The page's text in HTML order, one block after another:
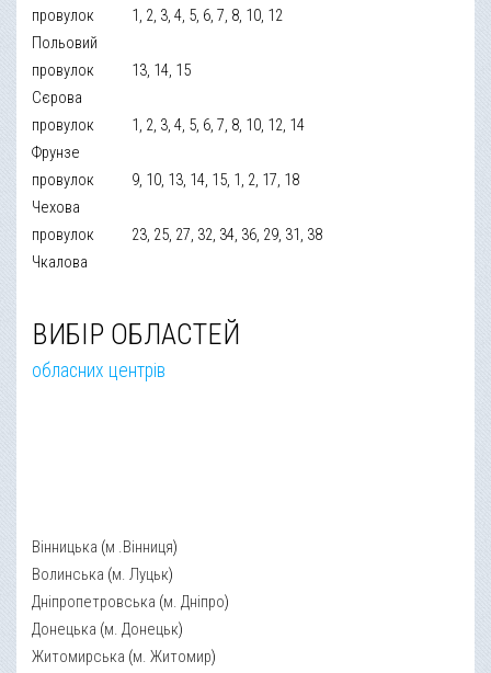
провулок
Польовий
1, 2, 3, 4, 5, 6, 7, 8, 10, 12
провулок
Сєрова
13, 14, 15
провулок
Фрунзе
1, 2, 3, 4, 5, 6, 7, 8, 10, 12, 14
провулок
Чехова
9, 10, 13, 14, 15, 1, 2, 17, 18
провулок
Чкалова
23, 25, 27, 32, 34, 36, 29, 31, 38
ВИБІР ОБЛАСТЕЙ
обласних центрів
Вінницька (м .Вінниця)
Волинська (м. Луцьк)
Дніпропетровська (м. Дніпро)
Донецька (м. Донецьк)
Житомирська (м. Житомир)